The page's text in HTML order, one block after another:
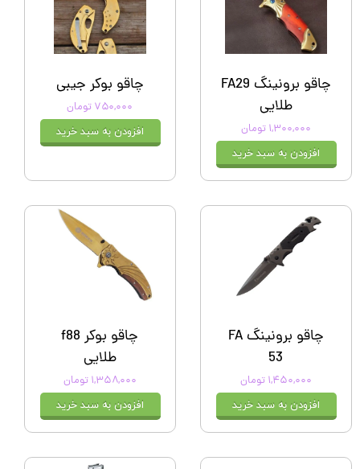
چاقو برونینگ FA29
طلایی
۱,۳۰۰,۰۰۰ تومان
افزودن به سبد خرید
چاقو بوکر جیبی
۷۵۰,۰۰۰ تومان
افزودن به سبد خرید
چاقو برونینگ FA
53
۱,۴۵۰,۰۰۰ تومان
افزودن به سبد خرید
چاقو بوکر f88
طلایی
۱,۳۵۸,۰۰۰ تومان
افزودن به سبد خرید